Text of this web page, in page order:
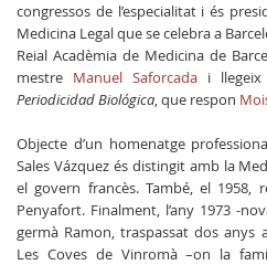
congressos de l’especialitat i és
Medicina Legal que se celebra a
Reial Acadèmia de Medicina de
mestre Manuel Saforcadai llegeix
Periodicidad Biológica, que respon
Objecte d’un homenatge
Sales Vázquez és distingit amb la
el govern francès. També, el 1958,
Penyafort. Finalment, l’any 1973 -
germà Ramon, traspassat dos anys
Les Coves de Vinromà –on la